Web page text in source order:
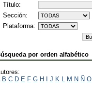
Título:
Sección:
Plataforma:
por orden alfabético
B C D E F G H I J K L M N Ñ O